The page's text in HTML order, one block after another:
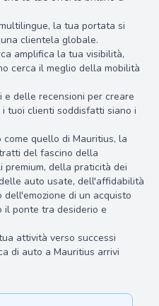
la tua portata si
clientela globale.
amplifica la tua visibilità,
cerca il meglio della mobilità
delle recensioni per creare
tuoi clienti soddisfatti siano i
quello di Mauritius, la
del fascino della
premium, della praticità dei
auto usate, dell'affidabilità
di un acquisto
il ponte tra desiderio e
attività verso successi
di auto a Mauritius arrivi